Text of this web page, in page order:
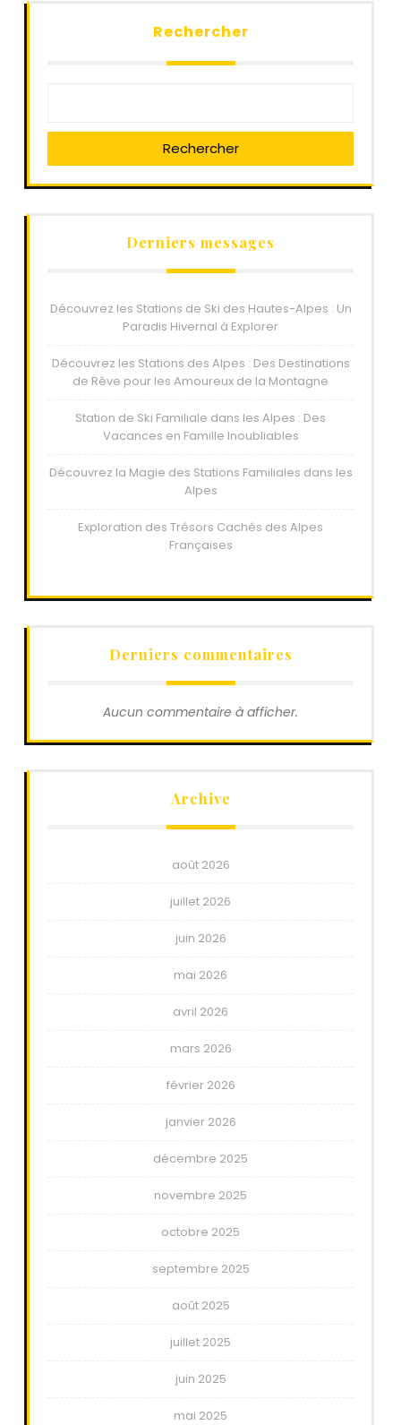
des
Rechercher
Rechercher
Derniers messages
Découvrez les Stations de Ski des Hautes-Alpes : Un
Paradis Hivernal à Explorer
Découvrez les Stations des Alpes : Des Destinations
de Rêve pour les Amoureux de la Montagne
Station de Ski Familiale dans les Alpes : Des
Vacances en Famille Inoubliables
Découvrez la Magie des Stations Familiales dans les
Alpes
Exploration des Trésors Cachés des Alpes
Françaises
Derniers commentaires
Aucun commentaire à afficher.
Archive
août 2026
juillet 2026
juin 2026
mai 2026
avril 2026
mars 2026
février 2026
janvier 2026
décembre 2025
novembre 2025
octobre 2025
septembre 2025
août 2025
juillet 2025
juin 2025
mai 2025